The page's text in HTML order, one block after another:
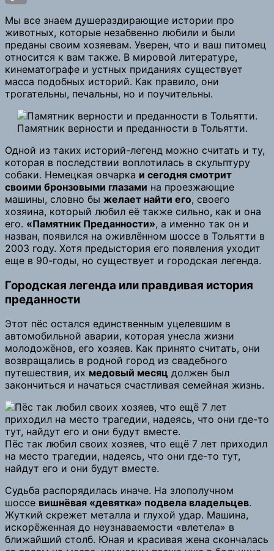
Copy
Link
Мы все знаем душераздирающие истории про
животных, которые незабвенно любили и были
преданы своим хозяевам. Уверен, что и ваш питомец
относится к вам также. В мировой литературе,
кинематографе и устных приданиях существует
масса подобных историй. Как правило, они
трогательны, печальны, но и поучительны.
Памятник верности и преданности в Тольятти.
Одной из таких историй-легенд можно считать и ту,
которая в последствии воплотилась в скульптуру
собаки. Немецкая овчарка и сегодня смотрит
своими бронзовыми глазами на проезжающие
машины, словно бы желает найти его, своего
хозяина, который любил её также сильно, как и она
его. «Памятник Преданности», а именно так он и
назван, появился на оживлённом шоссе в Тольятти в
2003 году. Хотя предыстория его появления уходит
еще в 90-годы, но существует и городская легенда.
Городская легенда или правдивая история
преданности
Этот пёс остался единственным уцелевшим в
автомобильной аварии, которая унесла жизни
молодожёнов, его хозяев. Как принято считать, они
возвращались в родной город из свадебного
путешествия, их медовый месяц должен был
закончиться и начаться счастливая семейная жизнь.
Пёс так любил своих хозяев, что ещё 7 лет приходил
на место трагедии, надеясь, что они где-то тут,
найдут его и они будут вместе.
Судьба распорядилась иначе. На злополучном
шоссе вишнёвая «девятка» подвела владельцев.
Жуткий скрежет металла и глухой удар. Машина,
искорёженная до неузнаваемости «влетела» в
ближайший столб. Юная и красивая жена скончалась